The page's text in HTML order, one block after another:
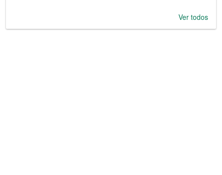
Ver todos